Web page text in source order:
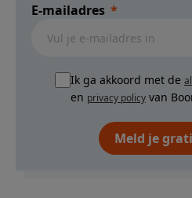
E-mailadres
Ik ga akkoord met de
en privacy policy van
Meld je